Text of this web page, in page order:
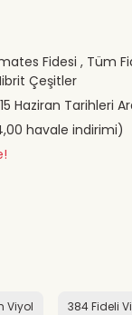
Fidesi , Tüm
Çeşitler
Haziran Tarihleri
havale indirimi)
Viyol 384 Fideli